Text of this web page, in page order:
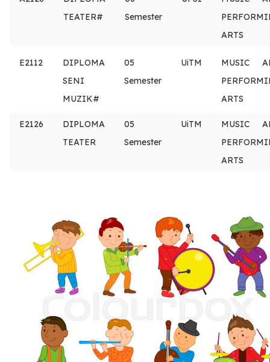
TEATER#
Semester
ARTS
E2112
DIPLOMA
SENI
MUZIK#
05
Semester
UiTM
MUSIC
ARTS
E2126
DIPLOMA
TEATER
05
Semester
UiTM
MUSIC
ARTS